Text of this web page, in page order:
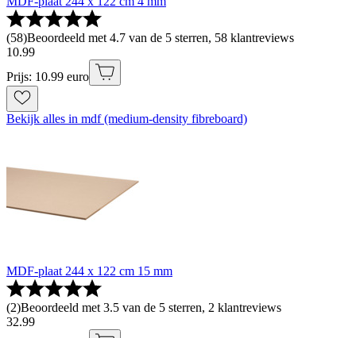
(58)Beoordeeld met 4.7 van de 5 sterren, 58 klantreviews
10.99
Prijs: 10.99 euro
Bekijk alles in mdf (medium-density fibreboard)
MDF-plaat 244 x 122 cm 15 mm
(2)Beoordeeld met 3.5 van de 5 sterren, 2 klantreviews
32.99